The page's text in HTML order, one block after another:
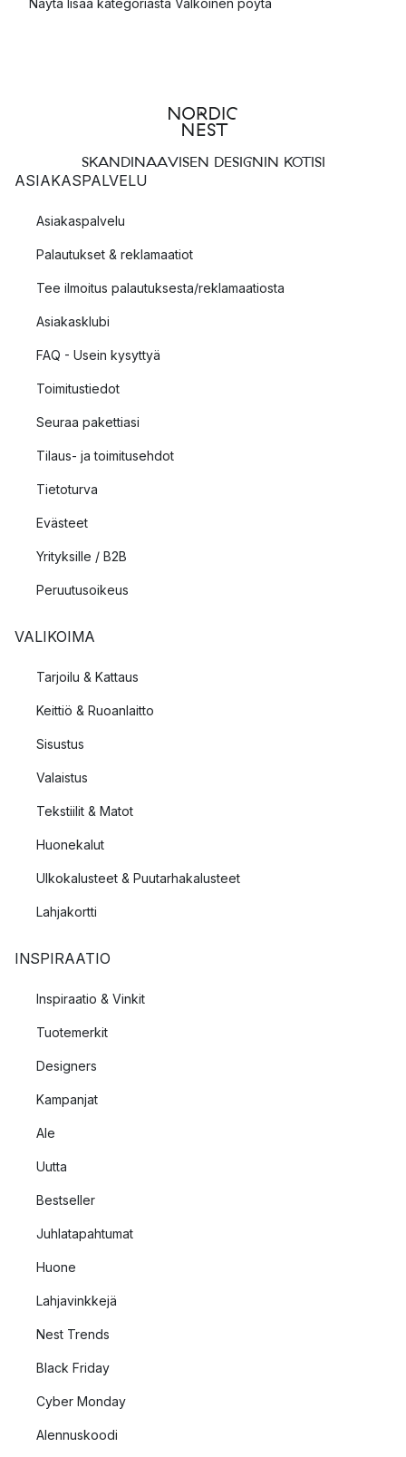
Näytä lisää kategoriasta Valkoinen pöytä
SKANDINAAVISEN DESIGNIN KOTISI
ASIAKASPALVELU
Asiakaspalvelu
Palautukset & reklamaatiot
Tee ilmoitus palautuksesta/reklamaatiosta
Asiakasklubi
FAQ - Usein kysyttyä
Toimitustiedot
Seuraa pakettiasi
Tilaus- ja toimitusehdot
Tietoturva
Evästeet
Yrityksille / B2B
Peruutusoikeus
VALIKOIMA
Tarjoilu & Kattaus
Keittiö & Ruoanlaitto
Sisustus
Valaistus
Tekstiilit & Matot
Huonekalut
Ulkokalusteet & Puutarhakalusteet
Lahjakortti
INSPIRAATIO
Inspiraatio & Vinkit
Tuotemerkit
Designers
Kampanjat
Ale
Uutta
Bestseller
Juhlatapahtumat
Huone
Lahjavinkkejä
Nest Trends
Black Friday
Cyber Monday
Alennuskoodi